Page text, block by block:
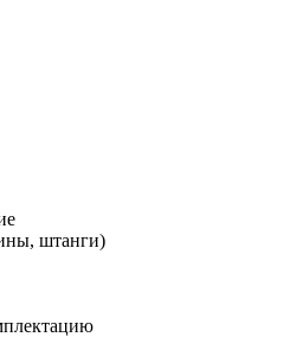
штанги)